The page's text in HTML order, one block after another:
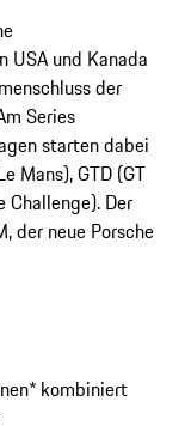
USA und Kanada
der
Series
starten dabei
Mans), GTD (GT
Challenge). Der
der neue Porsche
kombiniert